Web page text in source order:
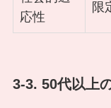
応性
限
3-3. 50代以上